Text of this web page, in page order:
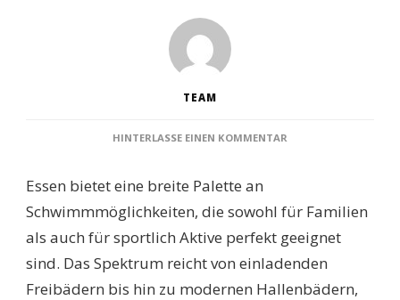
TEAM
HINTERLASSE EINEN KOMMENTAR
SIE
DIE
BESTEN
UND
HALLENBÄDER
Essen bietet eine breite Palette an
Schwimmmöglichkeiten, die sowohl für Familien
als auch für sportlich Aktive perfekt geeignet
sind. Das Spektrum reicht von einladenden
Freibädern bis hin zu modernen Hallenbädern,